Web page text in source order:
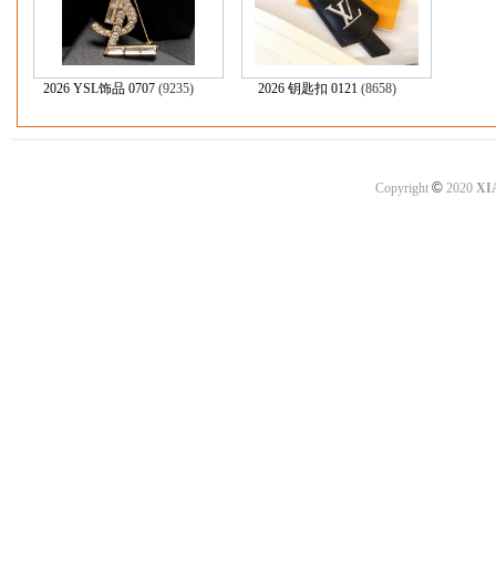
2026 YSL饰品 0707 (9235) 2026 钥匙扣 0121(8658)
Copyright ©2020